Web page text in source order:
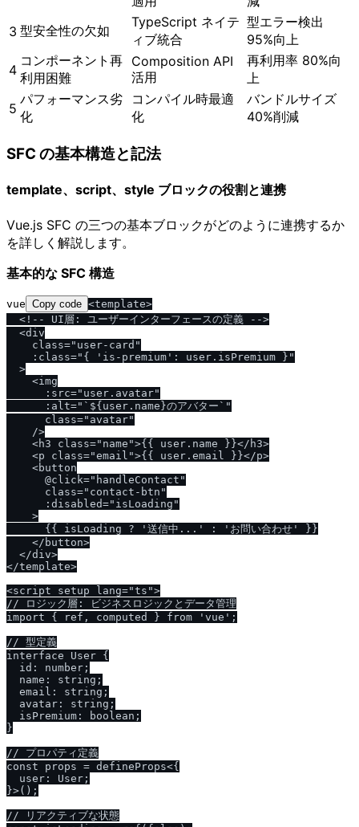
3 型安全性の欠如
TypeScript ネイテ
ィブ統合
型エラー検出
95%向上
4
コンポーネント再
利用困難
Composition API
活用
再利用率 80%向
上
5
パフォーマンス劣
化
コンパイル時最適
化
バンドルサイズ
40%削減
SFC の基本構造と記法
template、script、style ブロックの役割と連携
Vue.js SFC の三つの基本ブロックがどのように連携するか
を詳しく解説します。
基本的な SFC 構造
vue Copy code <template>
  <!-- UI層: ユーザーインターフェースの定義 -->
  <div
    class="user-card"
    :class="{ 'is-premium': user.isPremium }"
  >
    <img
      :src="user.avatar"
      :alt="`${user.name}のアバター`"
      class="avatar"
    />
    <h3 class="name">{{ user.name }}</h3>
    <p class="email">{{ user.email }}</p>
    <button
      @click="handleContact"
      class="contact-btn"
      :disabled="isLoading"
    >
      {{ isLoading ? '送信中...' : 'お問い合わせ' }}
    </button>
  </div>
</template>
<script setup lang="ts">
// ロジック層: ビジネスロジックとデータ管理
import { ref, computed } from 'vue';
// 型定義
interface User {
  id: number;
  name: string;
  email: string;
  avatar: string;
  isPremium: boolean;
}
// プロパティ定義
const props = defineProps<{
  user: User;
}>();
// リアクティブな状態